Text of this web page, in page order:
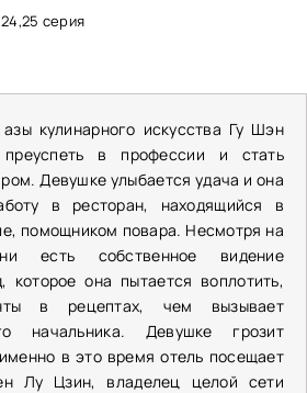
серия
кулинарного искусства Гу Шэн
в профессии и стать
Девушке улыбается удача и она
в ресторан, находящийся в
помощником повара. Несмотря на
есть собственное видение
которое она пытается воплотить,
в рецептах, чем вызывает
начальника. Девушке грозит
в это время отель посещает
Лу Цзин, владелец целой сети